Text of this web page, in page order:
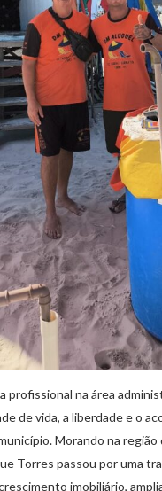
profissional na área
de vida, a liberdade e o
Morando na região
Torres passou por uma
imobiliário,